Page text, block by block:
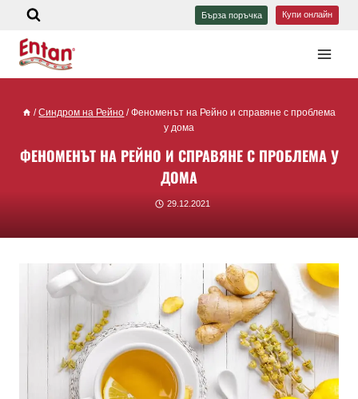
Бърза поръчка Купи онлайн
/ Синдром на Рейно / Феноменът на Рейно и справяне с проблема
у дома
ФЕНОМЕНЪТ НА РЕЙНО И СПРАВЯНЕ С ПРОБЛЕМА У
ДОМА
29.12.2021